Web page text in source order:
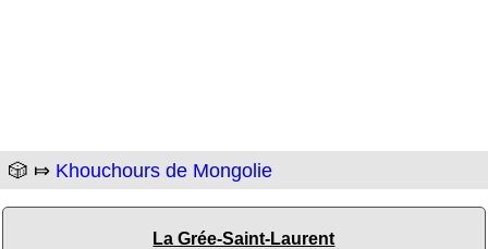
🎲 ⤇ Khouchours de Mongolie
La Grée-Saint-Laurent